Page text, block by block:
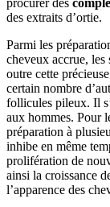
procurer des
des extraits d’ortie.
Parmi les
cheveux accrue, les
outre cette
certain nombre
follicules pileux. Il
aux hommes. Pour
préparation à
inhibe en même
prolifération de
ainsi la croissance
l’apparence des